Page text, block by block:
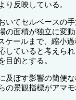
り反映している。
いてセルベースの
の面積が独立に変
ケールまで、縮小
していると考えら
目的とする。
及ぼす影響の簡便
景観指標がアマ